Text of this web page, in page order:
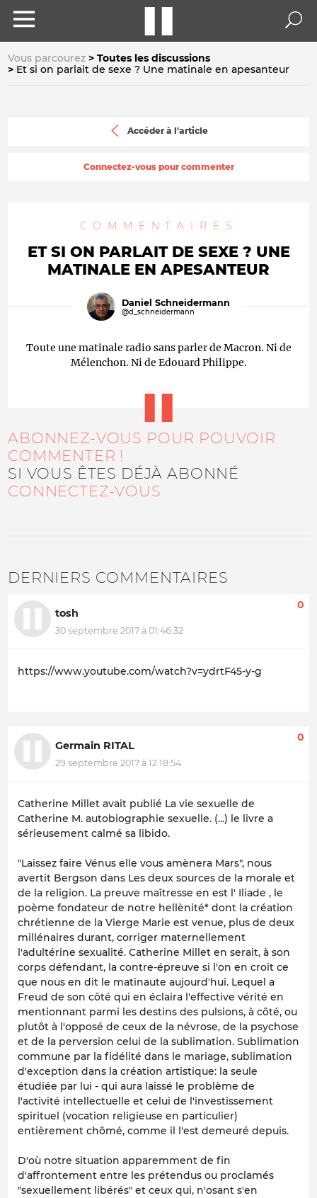
Vous parcourez
Toutes les discussions
Et si on parlait de sexe ? Une matinale en apesanteur
Accéder à l'article
Connectez-vous pour commenter
COMMENTAIRES
ET SI ON PARLAIT DE SEXE ? UNE
MATINALE EN APESANTEUR
Daniel Schneidermann
@d_schneidermann
Toute une matinale radio sans parler de Macron. Ni de
Mélenchon. Ni de Edouard Philippe.
ABONNEZ-VOUS POUR POUVOIR
COMMENTER !
SI VOUS ÊTES DÉJÀ ABONNÉ
CONNECTEZ-VOUS
DERNIERS COMMENTAIRES
tosh
30 septembre 2017 à 01:46:32
0
https://www.youtube.com/watch?v=ydrtF45-y-g
Germain RITAL
29 septembre 2017 à 12:18:54
0
Catherine Millet avait publié La vie sexuelle de
Catherine M. autobiographie sexuelle. (...) le livre a
sérieusement calmé sa libido.
"Laissez faire Vénus elle vous amènera Mars", nous
avertit Bergson dans Les deux sources de la morale et
de la religion. La preuve maîtresse en est l' Iliade , le
poème fondateur de notre hellènité* dont la création
chrétienne de la Vierge Marie est venue, plus de deux
millénaires durant, corriger maternellement
l'adultérine sexualité. Catherine Millet en serait, à son
corps défendant, la contre-épreuve si l'on en croit ce
que nous en dit le matinaute aujourd'hui. Lequel a
Freud de son côté qui en éclaira l'effective vérité en
mentionnant parmi les destins des pulsions, à côté, ou
plutôt à l'opposé de ceux de la névrose, de la psychose
et de la perversion celui de la sublimation. Sublimation
commune par la fidélité dans le mariage, sublimation
d'exception dans la création artistique: la seule
étudiée par lui - qui aura laissé le problème de
l'activité intellectuelle et celui de l'investissement
spirituel (vocation religieuse en particulier)
entièrement chômé, comme il l'est demeuré depuis.
D'où notre situation apparemment de fin
d'affrontement entre les prétendus ou proclamés
"sexuellement libérés" et ceux qui, n'osant s'en